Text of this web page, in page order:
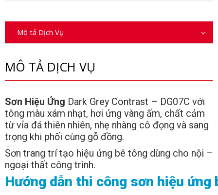
Mô tả Dịch Vụ
MÔ TẢ DỊCH VỤ
Sơn Hiệu Ứng Dark Grey Contrast – DG07C với
tông màu xám nhạt, hơi ửng vàng ấm, chất cảm
từ vỉa đá thiên nhiên, nhẹ nhàng cô đọng và sang
trọng khi phối cùng gỗ đồng.
Sơn trang trí tạo hiệu ứng bê tông dùng cho nội –
ngoại thất công trình.
Hướng dẫn thi công sơn hiệu ứng